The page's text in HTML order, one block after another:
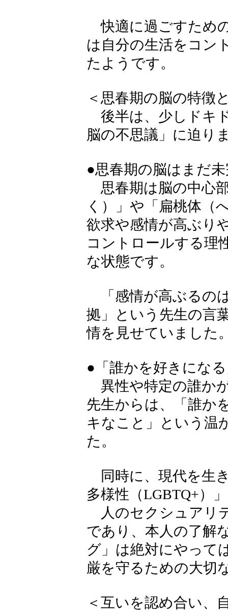
快適に過ごすため
は自分の生活をコン
たようです。
＜思春期の脳の特徴
後半は、少しドキ
脳の不思議」に迫り
●思春期の脳はまだ
思春期は脳の中心
く）」や「扁桃体（
欲求や感情が高ぶり
コントロールする理
な状態です。
「感情が高ぶるの
拠」という先生の言
情を見せていました
●「誰かを好きにな
異性や特定の誰か
先生からは、「誰か
キなこと」という温
た。
同時に、現代を生
多様性（LGBTQ+）
人のセクシュアリ
であり、本人の了解
グ」は絶対にやって
厳を守るための大切
＜互いを認め合い、